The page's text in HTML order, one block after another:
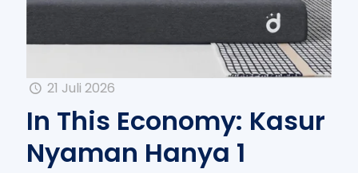
21 Juli 2026
In This Economy: Kasur
Nyaman Hanya 1